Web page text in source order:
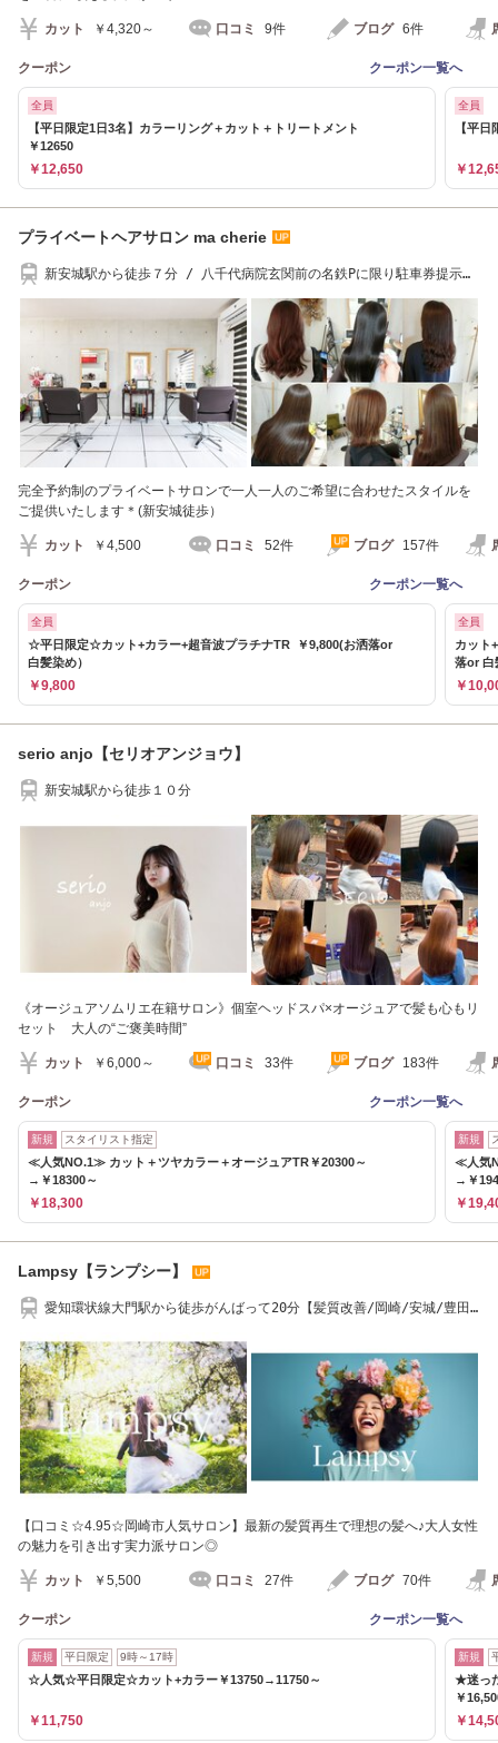
カット ￥4,320～ 口コミ 9件 ブログ 6件
クーポン クーポン一覧へ
全員
【平日限定1日3名】カラーリング＋カット＋トリートメント
￥12650
￥12,650
全員
【平
￥
プライベートヘアサロン ma cherie
新安城駅から徒歩７分 / 八千代病院玄関前の名鉄Pに限り駐車券提示に
完全予約制のプライベートサロンで一人一人のご希望に合わせたスタイルを
ご提供いたします＊(新安城徒歩）
カット ￥4,500 口コミ 52件 ブログ 157件
クーポン クーポン一覧へ
全員
☆平日限定☆カット+カラー+超音波プラチナTR ￥9,800(お洒落or
白髪染め）
￥9,800
全員
カット
落or 白
￥
serio anjo【セリオアンジョウ】
新安城駅から徒歩１０分
《オージュアソムリエ在籍サロン》個室ヘッドスパ×オージュアで髪も心もリ
セット 大人の“ご褒美時間”
カット ￥6,000～ 口コミ 33件 ブログ 183件
クーポン クーポン一覧へ
新規 スタイリスト指定
≪人気NO.1≫ カット＋ツヤカラー＋オージュアTR￥20300～
→￥18300～
￥18,300
新規
≪人気
→￥
￥
Lampsy【ランプシー】
愛知環状線大門駅から徒歩がんばって20分【髪質改善/岡崎/安城/豊田/
【口コミ☆4.95☆岡崎市人気サロン】最新の髪質再生で理想の髪へ♪大人女性
の魅力を引き出す実力派サロン◎
カット ￥5,500 口コミ 27件 ブログ 70件
クーポン クーポン一覧へ
新規 平日限定 9時～17時
☆人気☆平日限定☆カット+カラー￥13750→11750～
￥11,750
新規
★迷っ
￥
￥